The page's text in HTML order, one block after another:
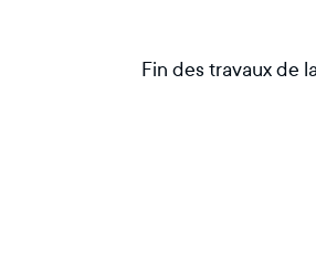
Fin des travaux de